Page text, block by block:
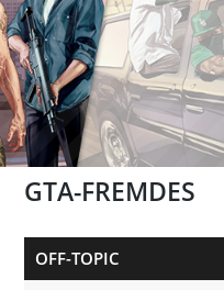
GTA-FREMDES
OFF-TOPIC